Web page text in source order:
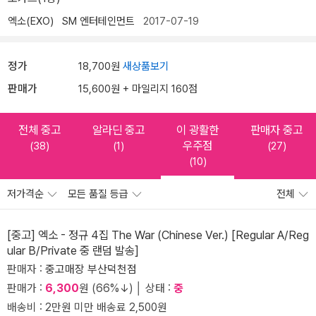
엑소(EXO) SM 엔터테인먼트 2017-07-19
정가 18,700원 새상품보기
판매가 15,600원 + 마일리지 160점
전체 중고
(38)
알라딘 중고
(1)
이 광활한
우주점
(10)
판매자 중고
(27)
저가격순 모든 품질 등급 전체
[중고] 엑소 - 정규 4집 The War (Chinese Ver.) [Regular A/Reg
ular B/Private 중 랜덤 발송]
판매자 : 중고매장 부산덕천점
판매가 : 6,300원 (66%↓) │ 상태 : 중
배송비 : 2만원 미만 배송료 2,500원